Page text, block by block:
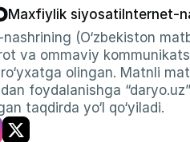
Maxfiylik siyosati Internet-
(O‘zbekiston
va ommaviy
olingan. Matnli
foydalanishga
taqdirda yo‘l qo‘yiladi.